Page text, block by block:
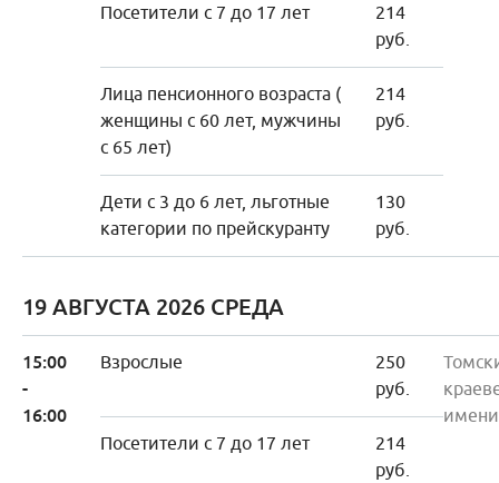
Посетители с 7 до 17 лет
214
руб.
Лица пенсионного возраста (
женщины с 60 лет, мужчины
с 65 лет)
214
руб.
Дети с 3 до 6 лет, льготные
категории по прейскуранту
130
руб.
19 АВГУСТА 2026 СРЕДА
15:00
-
16:00
Взрослые
250
руб.
Посетители с 7 до 17 лет
214
руб.